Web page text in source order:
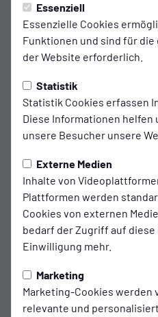
Essenziell
Essenzielle Cookies
Funktionen und sind für
der Website erforderlich.
Statistik
Statistik Cookies erfassen
Diese Informationen helfen
unsere Besucher unsere
Externe Medien
Inhalte von
Plattformen werden
Cookies von externen
bedarf der Zugriff auf
Einwilligung mehr.
Marketing
Marketing-Cookies werden
relevante und
U15 Juniorinnen
Lehrgeld in der
Für die SSVg Velbert 02
dass sich die U15
zur Leistungsklasse
drei deutlichen
die Erkenntnis, der
war in diesem Jahr dann
Der Jungjahrgang der in der
Velbert 02 an den Start ging,
Spielerinnen die in der
U13 gespielt haben, und
Beginn der abgelaufenen
gemeldet worden.
Die Mädels dürfen bei allem